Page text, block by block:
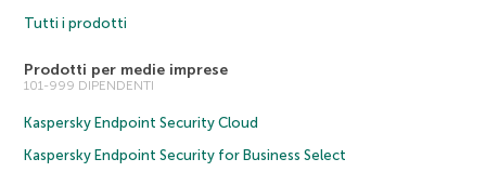
Tutti i prodotti
Prodotti per medie imprese
101-999 DIPENDENTI
Kaspersky Endpoint Security Cloud
Kaspersky Endpoint Security for Business Select